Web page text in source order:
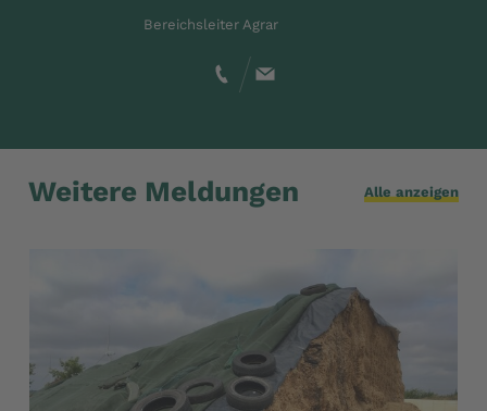
Bereichsleiter Agrar
Weitere Meldungen Alle anzeigen